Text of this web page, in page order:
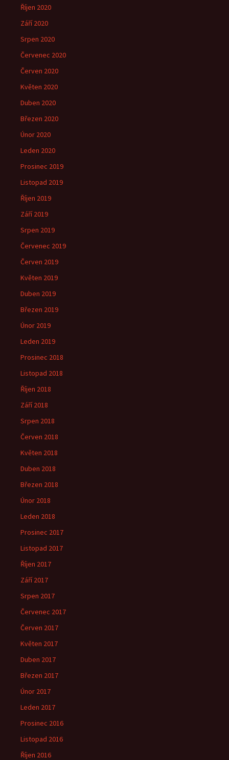
Říjen 2020
Září 2020
Srpen 2020
Červenec 2020
Červen 2020
Květen 2020
Duben 2020
Březen 2020
Únor 2020
Leden 2020
Prosinec 2019
Listopad 2019
Říjen 2019
Září 2019
Srpen 2019
Červenec 2019
Červen 2019
Květen 2019
Duben 2019
Březen 2019
Únor 2019
Leden 2019
Prosinec 2018
Listopad 2018
Říjen 2018
Září 2018
Srpen 2018
Červen 2018
Květen 2018
Duben 2018
Březen 2018
Únor 2018
Leden 2018
Prosinec 2017
Listopad 2017
Říjen 2017
Září 2017
Srpen 2017
Červenec 2017
Červen 2017
Květen 2017
Duben 2017
Březen 2017
Únor 2017
Leden 2017
Prosinec 2016
Listopad 2016
Říjen 2016